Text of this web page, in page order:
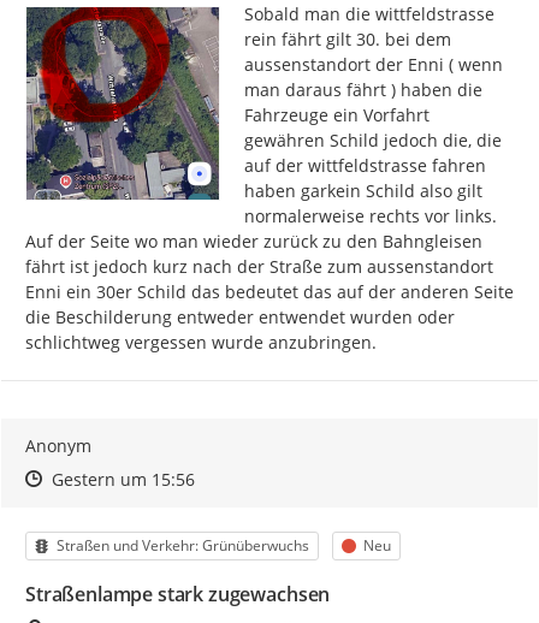
Sobald man die wittfeldstrasse
rein fährt gilt 30. bei dem
aussenstandort der Enni ( wenn
man daraus fährt ) haben die
Fahrzeuge ein Vorfahrt
gewähren Schild jedoch die, die
auf der wittfeldstrasse fahren
haben garkein Schild also gilt
normalerweise rechts vor links.
Auf der Seite wo man wieder zurück zu den Bahngleisen
fährt ist jedoch kurz nach der Straße zum aussenstandort
Enni ein 30er Schild das bedeutet das auf der anderen Seite
die Beschilderung entweder entwendet wurden oder
schlichtweg vergessen wurde anzubringen.
Anonym
Zeitpunkt des Erstellens
Zeitpunkt des Erstellens
Gestern um 15:56Zur Äußerung
Kategorie
Straßen und Verkehr: Grünüberwuchs Status
Neu
Straßenlampe stark zugewachsen